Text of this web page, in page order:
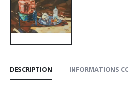
DESCRIPTION INFORMATIONS